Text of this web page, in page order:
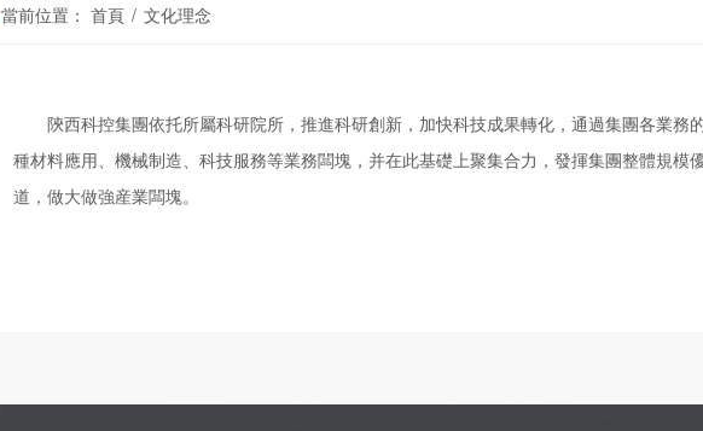
當前位置： 首頁 / 文化理念
陝西科控集團依托所屬科研院所，推進科研創新，加快科技成果轉化，通過集團各業務
種材料應用、機械制造、科技服務等業務闆塊，并在此基礎上聚集合力，發揮集團整體規
道，做大做強産業闆塊。